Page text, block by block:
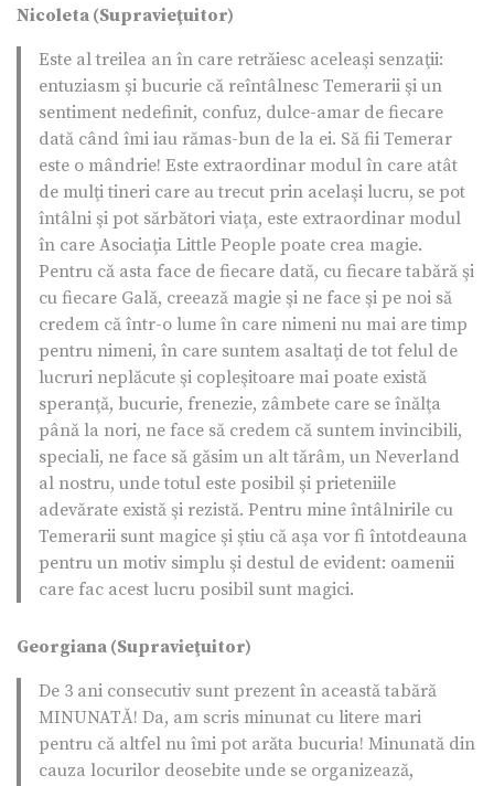
Nicoleta (Supravieţuitor)
Este al treilea an în care retrăiesc aceleaşi senzaţii:
entuziasm şi bucurie că reîntâlnesc Temerarii şi un
sentiment nedefinit, confuz, dulce-amar de fiecare
dată când îmi iau rămas-bun de la ei. Să fii Temerar
este o mândrie! Este extraordinar modul în care atât
de mulţi tineri care au trecut prin acelaşi lucru, se pot
întâlni şi pot sărbători viaţa, este extraordinar modul
în care Asociaţia Little People poate crea magie.
Pentru că asta face de fiecare dată, cu fiecare tabără şi
cu fiecare Gală, creează magie şi ne face şi pe noi să
credem că într-o lume în care nimeni nu mai are timp
pentru nimeni, în care suntem asaltaţi de tot felul de
lucruri neplăcute şi copleşitoare mai poate există
speranţă, bucurie, frenezie, zâmbete care se înălţa
până la nori, ne face să credem că suntem invincibili,
speciali, ne face să găsim un alt tărâm, un Neverland
al nostru, unde totul este posibil şi prieteniile
adevărate există şi rezistă. Pentru mine întâlnirile cu
Temerarii sunt magice şi ştiu că aşa vor fi întotdeauna
pentru un motiv simplu şi destul de evident: oamenii
care fac acest lucru posibil sunt magici.
Georgiana (Supravieţuitor)
De 3 ani consecutiv sunt prezent în această tabără
MINUNATĂ! Da, am scris minunat cu litere mari
pentru că altfel nu îmi pot arăta bucuria! Minunată din
cauza locurilor deosebite unde se organizează,